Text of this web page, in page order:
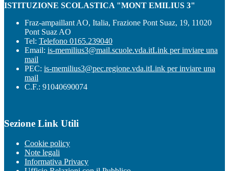
ISTITUZIONE SCOLASTICA "MONT EMILIUS 3"
Fraz-ampaillant AO, Italia, Frazione Pont Suaz, 19, 11020
Pont Suaz AO
Tel: Telefono 0165.239040
Email: is-memilius3@mail.scuole.vda.itLink per inviare una
mail
PEC: is-memilius3@pec.regione.vda.itLink per inviare una
mail
C.F.: 91040690074
Sezione Link Utili
Cookie policy
Note legali
Informativa Privacy